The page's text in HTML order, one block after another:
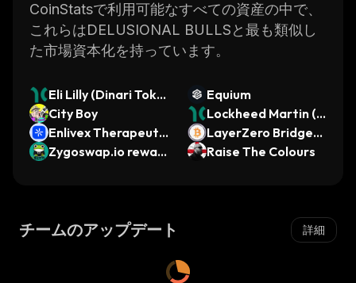
CoinStatsで利用可能なすべての資産の中で、
これらはDELUSIONAL BULLSと最も類似し
た市場資本化を持っています。
Eli Lilly (Dinari Toke
nized Stock)
Equium
City Boy
Lockheed Martin (D
inari Tokenized Sto
ck)
Enlivex Therapeutic
s (Ondo Tokenized)
LayerZero Bridged
WBTC (Aptos)
Zygoswap.io rewar
Raise The Colours
チームのアップデート 詳細